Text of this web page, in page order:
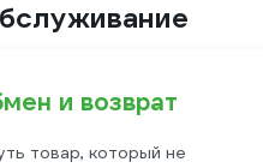
и возврат
товар, который не